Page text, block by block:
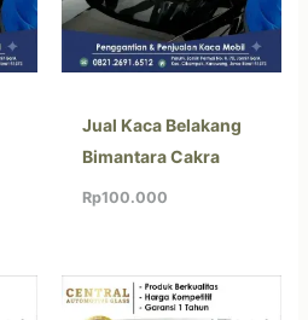
Jual Kaca Belakang
Bimantara Cakra
Rp100.000